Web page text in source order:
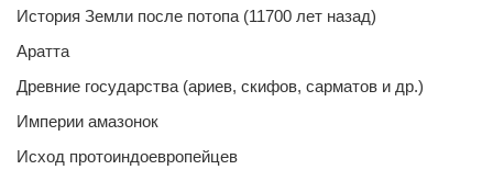
История Земли после потопа (11700 лет назад)
Аратта
Древние государства (ариев, скифов, сарматов и др.)
Империи амазонок
Исход протоиндоевропейцев